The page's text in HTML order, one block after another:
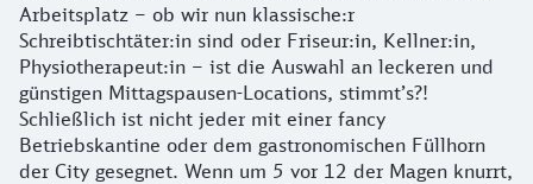
Arbeitsplatz – ob wir nun klassische:r
Schreibtischtäter:in sind oder Friseur:in, Kellner:in,
Physiotherapeut:in – ist die Auswahl an leckeren und
günstigen Mittagspausen-Locations, stimmt’s?!
Schließlich ist nicht jeder mit einer fancy
Betriebskantine oder dem gastronomischen Füllhorn
der City gesegnet. Wenn um 5 vor 12 der Magen knurrt,